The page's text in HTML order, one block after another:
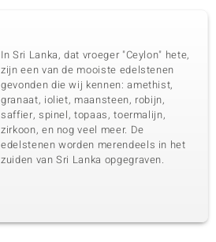
In Sri Lanka, dat vroeger "Ceylon" hete,
zijn een van de mooiste edelstenen
gevonden die wij kennen: amethist,
granaat, ioliet, maansteen, robijn,
saffier, spinel, topaas, toermalijn,
zirkoon, en nog veel meer. De
edelstenen worden merendeels in het
zuiden van Sri Lanka opgegraven.